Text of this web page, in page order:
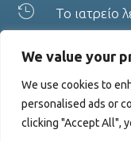
We value your
We use cookies to
personalised ads or
clicking "Accept All",
 Το ιατρείο